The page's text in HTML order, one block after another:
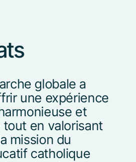
globale a
une expérience
et
tout en valorisant
mission du
catholique